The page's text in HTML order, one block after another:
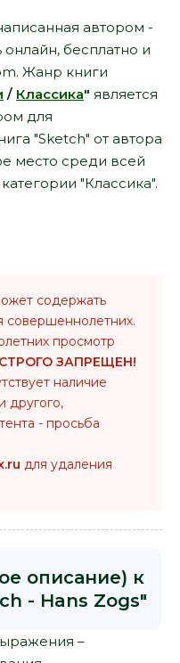
автором -
бесплатно и
Жанр книги
/ Классика" является
для
"Sketch" от автора
место среди всей
"Классика".
содержать
совершеннолетних.
просмотр
СТРОГО ЗАПРЕЩЕН!
наличие
другого,
- просьба
для удаления
описание) к
- Hans Zogs"
–